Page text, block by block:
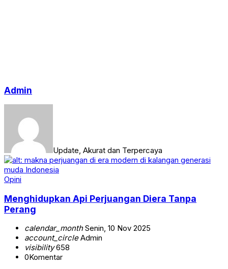
Admin
Update, Akurat dan Terpercaya
Opini
Menghidupkan Api Perjuangan Diera Tanpa
Perang
calendar_monthSenin, 10 Nov 2025
account_circleAdmin
visibility658
0Komentar